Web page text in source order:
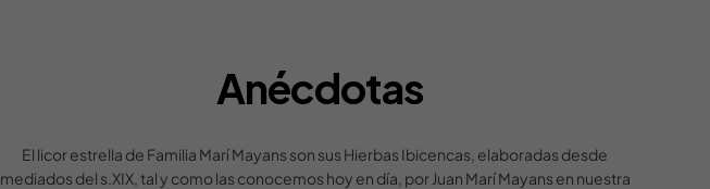
Anécdotas
El licor estrella de Familia Marí Mayans son sus Hierbas Ibicencas, elaboradas desde
mediados del s.XIX, tal y como las conocemos hoy en día, por Juan Marí Mayans en nuestra